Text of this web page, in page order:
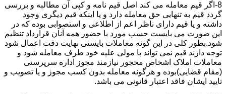
8-اگر قیم معامله می کند اصل قیم نامه و کپی آن مطالبه و بررسی
گردد قیم به تنهایی حق معامله دارد و یا اینکه قیم دیگری وجود
داشته و یا قیم دارای ناظر اعم از اطلاعی و استصوابی بوده که در
این صورت می بایست حسب مورد با حضور همه آنان قرارداد تنظیم
شود.بطور کلی در این گونه معاملات بایستی نهایت دقت اعمال شود
توجه دارند قیم نمی تواند با مولی علیه خود طرف معامله شود و
معاملات املاک اشخاص محجور نیازمند مجوز اداره سرپرستی
(مقام قضایی)بوده و هرگونه معامله بدون کسب مجوز و یا تصویب و
تایید ایشان فاقد اعتبار قانونی می باشد.